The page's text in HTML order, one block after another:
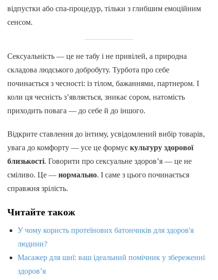
відпустки або спа-процедур, тільки з глибшим емоційним
сенсом.
Сексуальність — це не табу і не привілей, а природна
складова людського добробуту. Турбота про себе
починається з чесності: із тілом, бажаннями, партнером. І
коли ця чесність з’являється, зникає сором, натомість
приходить повага — до себе й до іншого.
Відкрите ставлення до інтиму, усвідомлений вибір товарів,
увага до комфорту — усе це формує культуру здорової
близькості. Говорити про сексуальне здоров’я — це не
сміливо. Це — нормально. І саме з цього починається
справжня зрілість.
Читайте також
У чому користь протеїнових батончиків для здоров'я
людини?
Масажер для шиї: ваш ідеальний помічник у збереженні
здоров’я